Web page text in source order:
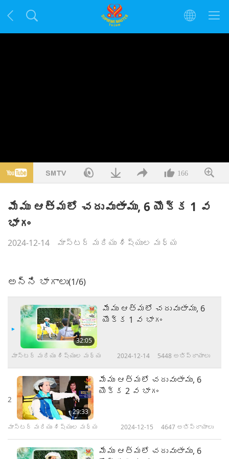
166
మేము ఆత్మలో చదువుతాము, 6 యొక్క 1 వ
భాగం
2024-12-14 మాస్టర్ మరియు శిష్యుల మధ్య
అన్ని భాగాలు(1/6)
32:05
మేము ఆత్మలో చదువుతాము, 6
యొక్క 1 వ భాగం
మాస్టర్ మరియు శిష్యుల మధ్య 2024-12-14 5448 అభిప్రాయాలు
2
29:33
మేము ఆత్మలో చదువుతాము, 6
యొక్క 2 వ భాగం
మాస్టర్ మరియు శిష్యుల మధ్య 2024-12-15 4647 అభిప్రాయాలు
మేము ఆత్మలో చదువుతాము, 6